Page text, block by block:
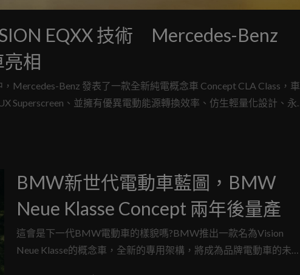
EQXX 技術 Mercedes-Benz
亮相
Mercedes-Benz 發表了一款全新純電概念車 Concept CLA Class，車
Superscreen、並擁有優異電動能源轉換效率、仿生輕量化設計、永
BMW新世代電動車藍圖，BMW
Neue Klasse Concept 兩年後量產
這會是下一代BMW電動車的樣貌嗎?BMW推出一款名為Vision
Neue Klasse的概念車，全新的專用架構，將成為品牌電動車的未來